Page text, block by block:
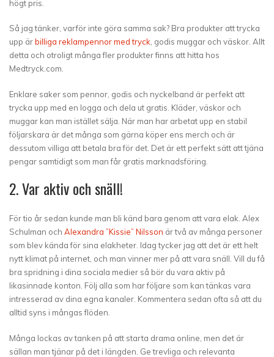
högt pris.
Så jag tänker, varför inte göra samma sak? Bra produkter att trycka
upp ärbilliga reklampennor med tryck , godis muggar och väskor. Allt
detta och otroligt många fler produkter finns att hitta hos
Medtryck.com.
Enklare saker som pennor, godis och nyckelband är perfekt att
trycka upp med en logga och dela ut gratis. Kläder, väskor och
muggar kan man istället sälja. När man har arbetat upp en stabil
följarskara är det många som gärna köper ens merch och är
dessutom villiga att betala bra för det. Det är ett perfekt sätt att tjäna
pengar samtidigt som man får gratis marknadsföring.
2. Var aktiv och snäll!
För tio år sedan kunde man bli känd bara genom att vara elak. Alex
Schulman och Alexandra ”Kissie” Nilsson är två av många personer
som blev kända för sina elakheter. Idag tycker jag att det är ett helt
nytt klimat på internet, och man vinner mer på att vara snäll. Vill du få
bra spridning i dina sociala medier så bör du vara aktiv på
likasinnade konton. Följ alla som har följare som kan tänkas vara
intresserad av dina egna kanaler. Kommentera sedan ofta så att du
alltid syns i mångas flöden.
Många lockas av tanken på att starta drama online, men det är
sällan man tjänar på det i längden. Ge trevliga och relevanta